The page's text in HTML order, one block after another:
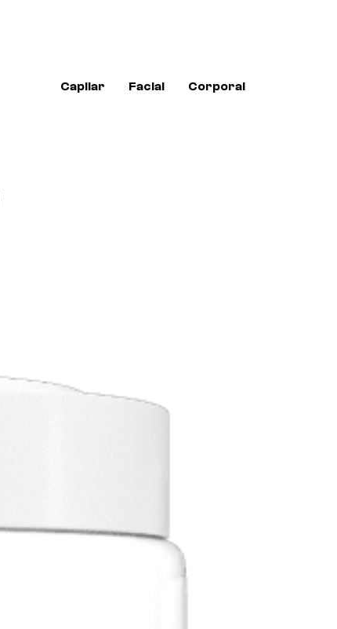
Capilar Facial Corporal